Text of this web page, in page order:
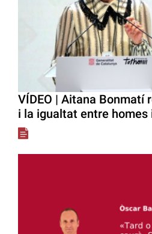
VÍDEO | Aitana Bonmatí
i la igualtat entre homes